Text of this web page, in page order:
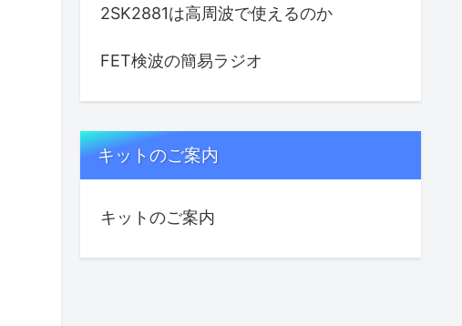
2SK2881は高周波で使えるのか
FET検波の簡易ラジオ
キットのご案内
キットのご案内